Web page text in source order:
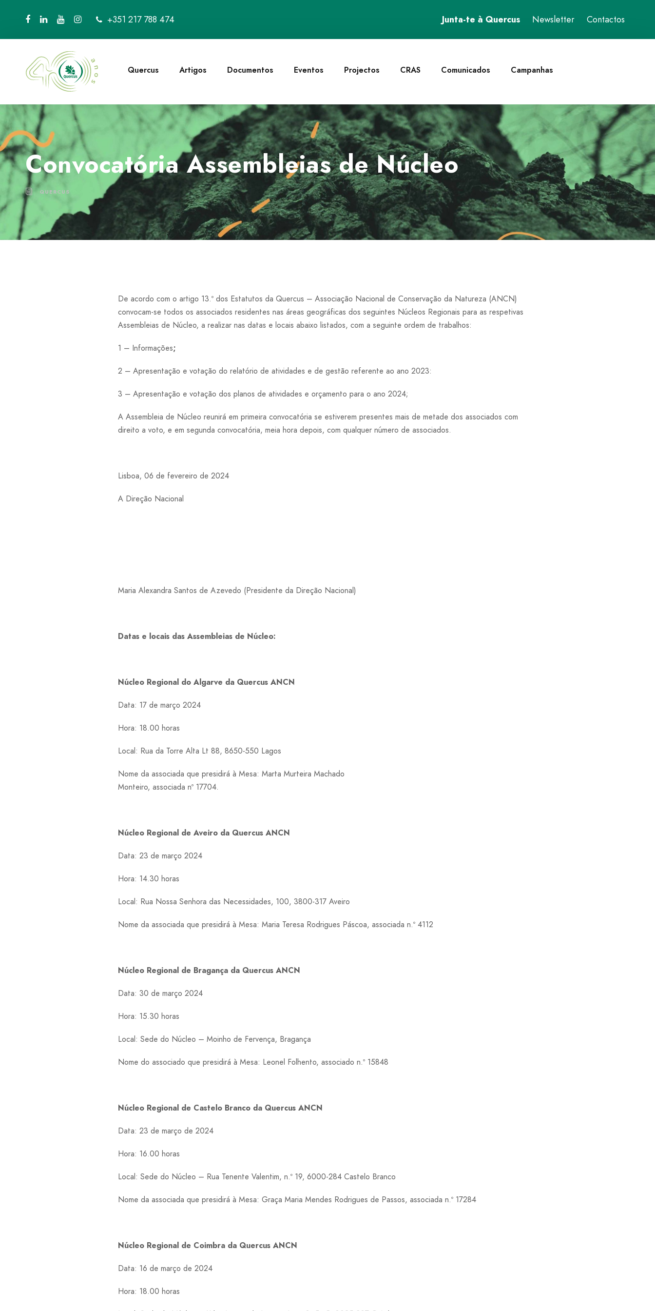
+351 217 788 474 Junta-te à Quercus Newsletter Contactos
Quercus Artigos Documentos Eventos Projectos CRAS Comunicados Campanhas
Convocatória Assembleias de Núcleo
QUERCUS
De acordo com o artigo 13.º dos Estatutos da Quercus – Associação Nacional de Conservação da Natureza (ANCN)
convocam-se todos os associados residentes nas áreas geográficas dos seguintes Núcleos Regionais para as respetivas
Assembleias de Núcleo, a realizar nas datas e locais abaixo listados, com a seguinte ordem de trabalhos:
1 – Informações;
2 – Apresentação e votação do relatório de atividades e de gestão referente ao ano 2023:
3 – Apresentação e votação dos planos de atividades e orçamento para o ano 2024;
A Assembleia de Núcleo reunirá em primeira convocatória se estiverem presentes mais de metade dos associados com
direito a voto, e em segunda convocatória, meia hora depois, com qualquer número de associados.
Lisboa, 06 de fevereiro de 2024
A Direção Nacional
Maria Alexandra Santos de Azevedo (Presidente da Direção Nacional)
Datas e locais das Assembleias de Núcleo:
Núcleo Regional do Algarve da Quercus ANCN
Data: 17 de março 2024
Hora: 18.00 horas
Local: Rua da Torre Alta Lt 88, 8650-550 Lagos
Nome da associada que presidirá à Mesa: Marta Murteira Machado
Monteiro, associada nº 17704.
Núcleo Regional de Aveiro da Quercus ANCN
Data: 23 de março 2024
Hora: 14.30 horas
Local: Rua Nossa Senhora das Necessidades, 100, 3800-317 Aveiro
Nome da associada que presidirá à Mesa: Maria Teresa Rodrigues Páscoa, associada n.º 4112
Núcleo Regional de Bragança da Quercus ANCN
Data: 30 de março 2024
Hora: 15.30 horas
Local: Sede do Núcleo – Moinho de Fervença, Bragança
Nome do associado que presidirá à Mesa: Leonel Folhento, associado n.º 15848
Núcleo Regional de Castelo Branco da Quercus ANCN
Data: 23 de março de 2024
Hora: 16.00 horas
Local: Sede do Núcleo – Rua Tenente Valentim, n.º 19, 6000-284 Castelo Branco
Nome da associada que presidirá à Mesa: Graça Maria Mendes Rodrigues de Passos, associada n.º 17284
Núcleo Regional de Coimbra da Quercus ANCN
Data: 16 de março de 2024
Hora: 18.00 horas